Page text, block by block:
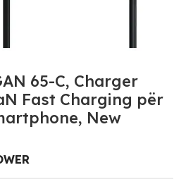
65-C, Charger
Fast Charging për
New